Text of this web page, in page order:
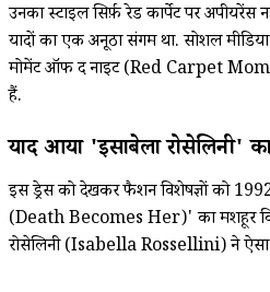
उनका स्टाइल सिर्फ़ रेड कार्पेट पर
यादों का एक अनूठा संगम था. सोशल
मोमेंट ऑफ द नाइट (Red Carpet
हैं.
याद आया 'इसाबेला रोसेलिनी'
इस ड्रेस को देखकर फैशन विशेषज्ञों को
(Death Becomes Her)' का मशहूर
रोसेलिनी (Isabella Rossellini) ने ऐसा